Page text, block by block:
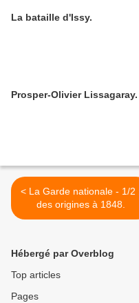
La bataille d'Issy.
Prosper-Olivier Lissagaray.
< La Garde nationale - 1/2 :
des origines à 1848.
Hébergé par Overblog
Top articles
Pages